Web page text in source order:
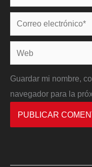
Correo
electrónico*
Web
Guardar mi nombre,
navegador para la